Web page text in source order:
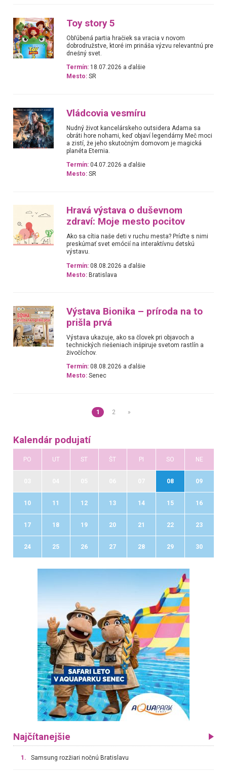
Toy story 5
Obľúbená partia hračiek sa vracia v novom
dobrodružstve, ktoré im prináša výzvu relevantnú pre
dnešný svet.
Termín: 18.07.2026 a ďalšie
Mesto: SR
Vládcovia vesmíru
Nudný život kancelárskeho outsidera Adama sa
obráti hore nohami, keď objaví legendárny Meč moci
a zistí, že jeho skutočným domovom je magická
planéta Eternia.
Termín: 04.07.2026 a ďalšie
Mesto: SR
Hravá výstava o duševnom
zdraví: Moje mesto pocitov
Ako sa cítia naše deti v ruchu mesta? Príďte s nimi
preskúmať svet emócií na interaktívnu detskú
výstavu.
Termín: 08.08.2026 a ďalšie
Mesto: Bratislava
Výstava Bionika – príroda na to
prišla prvá
Výstava ukazuje, ako sa človek pri objavoch a
technických riešeniach inšpiruje svetom rastlín a
živočíchov.
Termín: 08.08.2026 a ďalšie
Mesto: Senec
1 2 »
Kalendár podujatí
PO UT ST ŠT PI SO NE
08 09
10 11 12 13 14 15 16
17 18 19 20 21 22 23
24 25 26 27 28 29 30
Najčítanejšie
1. Samsung rozžiari nočnú Bratislavu